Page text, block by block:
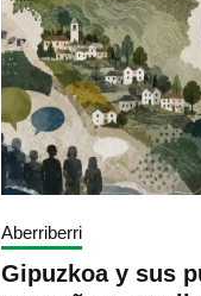
Aberriberri
Gipuzkoa y sus